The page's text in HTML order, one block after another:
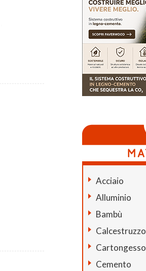
Acciaio
Alluminio
Bambù
Calcestruzzo
Cartongesso
Cemento